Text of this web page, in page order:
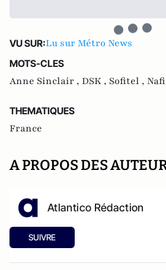
VU SUR:Lu sur Métro News
MOTS-CLES
Anne Sinclair , DSK , Sofitel ,
THEMATIQUES
France
A PROPOS DES
Atlantico Rédaction
SUIVRE